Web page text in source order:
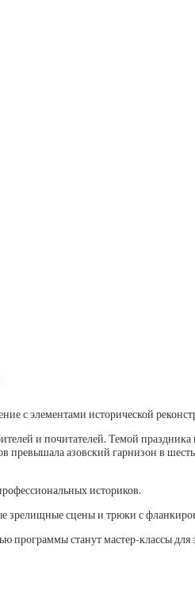
с элементами исторической
и почитателей. Темой праздника
азовский гарнизон в
историков.
зрелищные сцены и трюки с
станут мастер-классы для